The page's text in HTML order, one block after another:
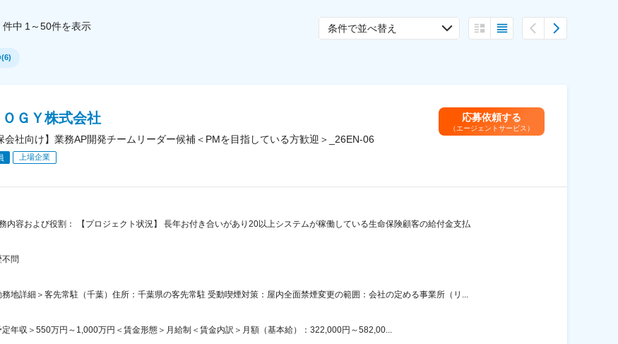
件中 1～50件を表示 条件で並べ替え
(6)
ＯＧＹ株式会社
会社向け】業務AP開発チームリーダー候補＜PMを目指している方歓迎＞_26EN-06
上場企業
応募依頼する
（エージェントサービス）
内容および役割： 【プロジェクト状況】 長年お付き合いがあり20以上システムが稼働している生命保険顧客の給付金支払
不問
務地詳細＞客先常駐（千葉）住所：千葉県の客先常駐 受動喫煙対策：屋内全面禁煙変更の範囲：会社の定める事業所（リ...
定年収＞550万円～1,000万円＜賃金形態＞月給制＜賃金内訳＞月額（基本給）：322,000円～582,00...